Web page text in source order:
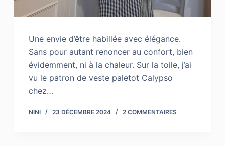
Une envie d’être habillée avec élégance.
Sans pour autant renoncer au confort, bien
évidemment, ni à la chaleur. Sur la toile, j’ai
vu le patron de veste paletot Calypso
chez…
NINI 23 DÉCEMBRE 2024 2 COMMENTAIRES